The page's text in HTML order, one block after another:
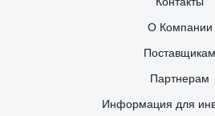
О Компании
Поставщикам
Партнерам
Информация для